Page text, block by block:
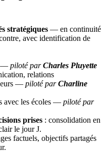
stratégiques — en continuité
avec identification de
— piloté parCharles Pluyette
relations
— piloté parCharline
avec les écoles — piloté par
prises : consolidation en
le jour J.
factuels, objectifs partagés